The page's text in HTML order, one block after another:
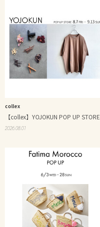
collex
【collex】YOJOKUN POP UP STORE
2026.08.01